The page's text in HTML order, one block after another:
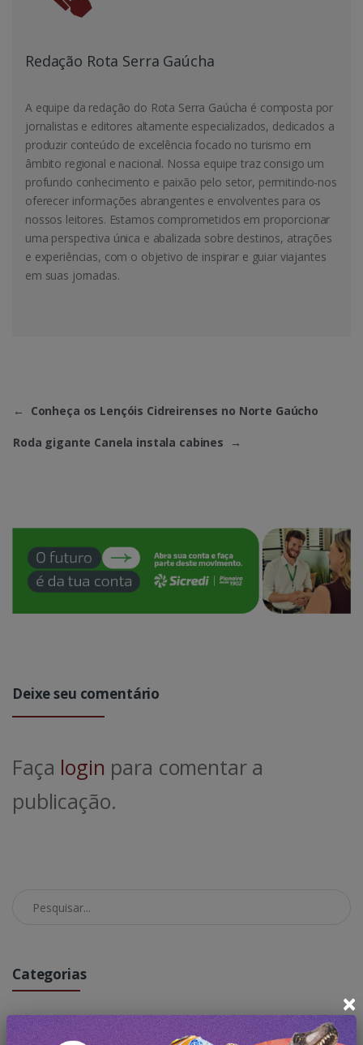
Redação Rota Serra Gaúcha
A equipe da redação do Rota Serra Gaúcha é composta por
jornalistas e editores altamente especializados, dedicados a
produzir conteúdo de excelência focado no turismo em
âmbito regional e nacional. Nossa equipe traz consigo um
profundo conhecimento e paixão pelo setor, permitindo-nos
oferecer informações abrangentes e envolventes para os
nossos leitores. Estamos comprometidos em proporcionar
uma perspectiva única e abalizada sobre destinos, atrações
e experiências, com o objetivo de inspirar e guiar viajantes
em suas jornadas.
← Conheça os Lençóis Cidreirenses no Norte Gaúcho
Roda gigante Canela instala cabines →
Deixe seu comentário
Faça login para comentar a
publicação.
Pesquisar no Blog
Categorias
Todas Publicações
×